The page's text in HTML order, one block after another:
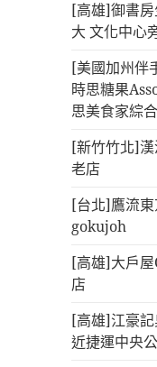
[高雄]御書
大 文化中心
[美國加州伴
時思糖果
思美食家綜
[新竹竹北]
老店
[台北]鷹流
gokujoh
[高雄]大戶
店
[高雄]江豪
近捷運中央